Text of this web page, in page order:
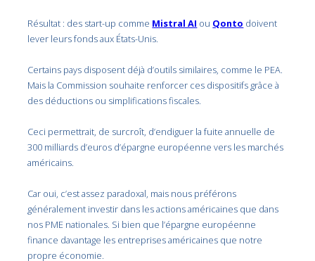
Résultat : des start-up comme Mistral AI ou Qonto doivent
lever leurs fonds aux États-Unis.
Certains pays disposent déjà d’outils similaires, comme le PEA.
Mais la Commission souhaite renforcer ces dispositifs grâce à
des déductions ou simplifications fiscales.
Ceci permettrait, de surcroît, d’endiguer la fuite annuelle de
300 milliards d’euros d’épargne européenne vers les marchés
américains.
Car oui, c’est assez paradoxal, mais nous préférons
généralement investir dans les actions américaines que dans
nos PME nationales. Si bien que l’épargne européenne
finance davantage les entreprises américaines que notre
propre économie.